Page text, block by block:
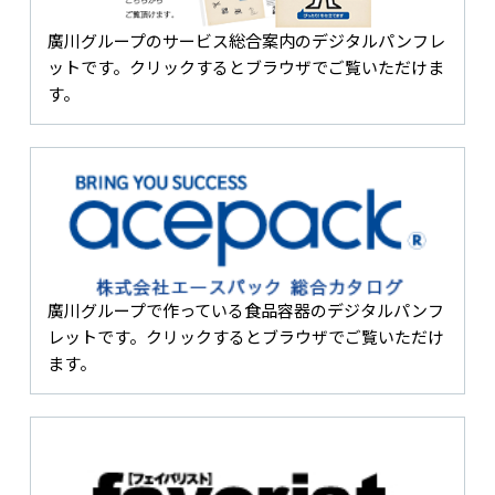
廣川グループのサービス総合案内のデジタルパンフレ
ットです。クリックするとブラウザでご覧いただけま
す。
廣川グループで作っている食品容器のデジタルパンフ
レットです。クリックするとブラウザでご覧いただけ
ます。